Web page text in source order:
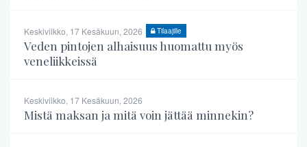
Keskiviikko, 17 Kesäkuun, 2026 Tilaajille
Veden pintojen alhaisuus huomattu myös
veneliikkeissä
Keskiviikko, 17 Kesäkuun, 2026
Mistä maksan ja mitä voin jättää minnekin?